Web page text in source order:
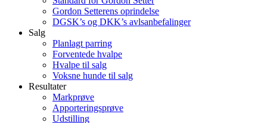
Gordon Setterens oprindelse
DGSK’s og DKK’s avlsanbefalinger
Salg
Planlagt parring
Forventede hvalpe
Hvalpe til salg
Voksne hunde til salg
Resultater
Markprøve
Apporteringsprøve
Udstilling